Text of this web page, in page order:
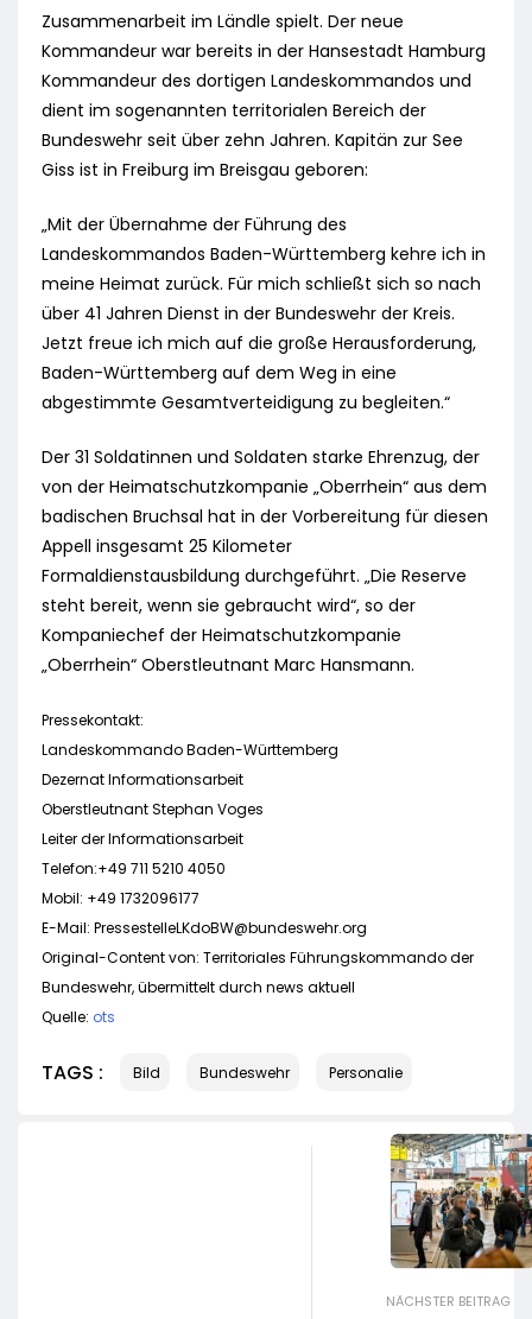
Zusammenarbeit im Ländle spielt. Der neue
Kommandeur war bereits in der Hansestadt Hamburg
Kommandeur des dortigen Landeskommandos und
dient im sogenannten territorialen Bereich der
Bundeswehr seit über zehn Jahren. Kapitän zur See
Giss ist in Freiburg im Breisgau geboren:
„Mit der Übernahme der Führung des
Landeskommandos Baden-Württemberg kehre ich in
meine Heimat zurück. Für mich schließt sich so nach
über 41 Jahren Dienst in der Bundeswehr der Kreis.
Jetzt freue ich mich auf die große Herausforderung,
Baden-Württemberg auf dem Weg in eine
abgestimmte Gesamtverteidigung zu begleiten.“
Der 31 Soldatinnen und Soldaten starke Ehrenzug, der
von der Heimatschutzkompanie „Oberrhein“ aus dem
badischen Bruchsal hat in der Vorbereitung für diesen
Appell insgesamt 25 Kilometer
Formaldienstausbildung durchgeführt. „Die Reserve
steht bereit, wenn sie gebraucht wird“, so der
Kompaniechef der Heimatschutzkompanie
„Oberrhein“ Oberstleutnant Marc Hansmann.
Pressekontakt:
Landeskommando Baden-Württemberg
Dezernat Informationsarbeit
Oberstleutnant Stephan Voges
Leiter der Informationsarbeit
Telefon:+49 711 5210 4050
Mobil: +49 1732096177
E-Mail: PressestelleLKdoBW@bundeswehr.org
Original-Content von: Territoriales Führungskommando der
Bundeswehr, übermittelt durch news aktuell
Quelle: ots
TAGS : Bild Bundeswehr Personalie
NÄCHSTER BEITRAG